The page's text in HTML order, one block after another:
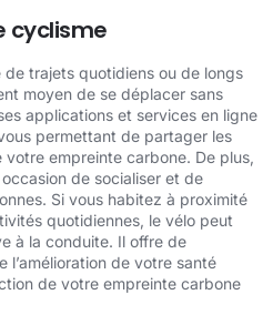
cyclisme
de trajets quotidiens ou de longs
moyen de se déplacer sans
applications et services en ligne
permettant de partager les
empreinte carbone. De plus,
de socialiser et de
Si vous habitez à proximité
quotidiennes, le vélo peut
à la conduite. Il offre de
l’amélioration de votre santé
de votre empreinte carbone